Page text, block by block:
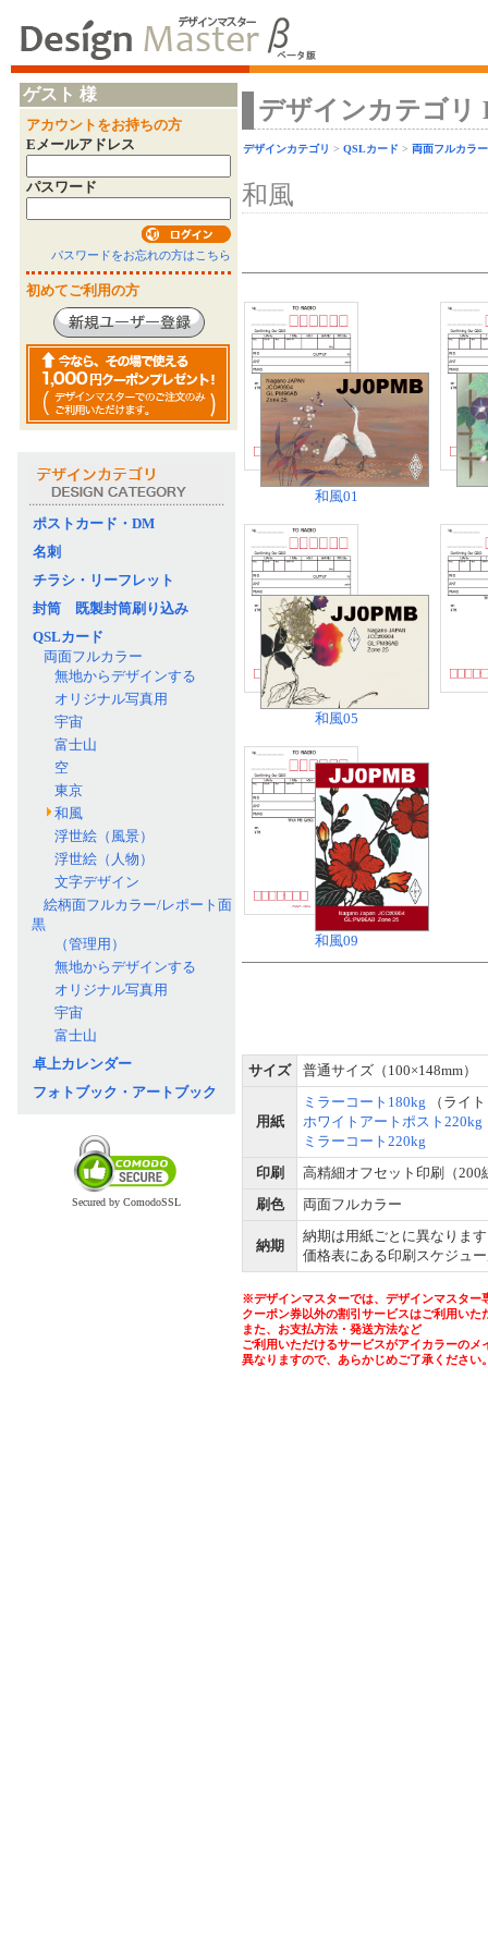
ゲスト 様
アカウントをお持ちの方
Eメールアドレス
パスワード
パスワードをお忘れの方はこちら
初めてご利用の方
ポストカード・DM
名刺
チラシ・リーフレット
封筒 既製封筒刷り込み
QSLカード
両面フルカラー
無地からデザインする
オリジナル写真用
宇宙
富士山
空
東京
和風
浮世絵（風景）
浮世絵（人物）
文字デザイン
絵柄面フルカラー/レポート面
黒
（管理用）
無地からデザインする
オリジナル写真用
宇宙
富士山
卓上カレンダー
フォトブック・アートブック
Secured by ComodoSSL
デザインカテゴリ
デザインカテゴリ > QSLカード > 両面フルカラー
和風
和風01
和風05
和風09
サイズ 普通サイズ（100×148mm）
用紙
ミラーコート180kg
（ライ
ホワイトアートポスト220kg
ミラーコート220kg
印刷
高精細オフセット印刷（200
刷色
両面フルカラー
納期
納期は用紙ごとに異なりま
価格表にある印刷スケジュ
※デザインマスターでは、デザインマスター
クーポン券以外の割引サービスはご利用いた
また、お支払方法・発送方法など
ご利用いただけるサービスがアイカラーのメ
異なりますので、あらかじめご了承ください